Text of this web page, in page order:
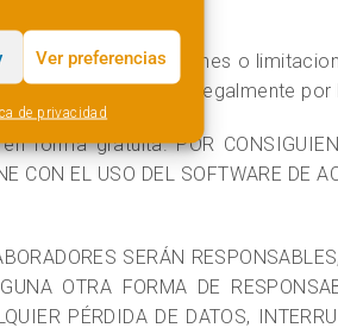
Ver preferencias
de privacidad
de las exclusiones o
como sea posible legalmente por
gratuita. POR
CON EL USO DEL SOFTWARE DE
SERÁN
OTRA FORMA DE
PÉRDIDA DE DATOS,